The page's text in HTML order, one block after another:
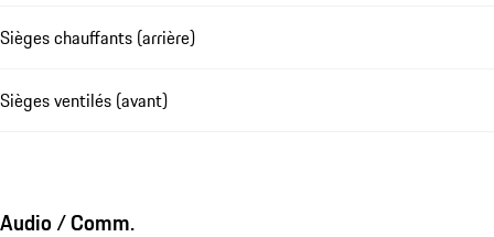
Sièges chauffants (arrière)
Sièges ventilés (avant)
Audio / Comm.